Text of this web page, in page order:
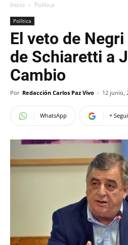
Inicio Política
Política
El veto de
de Schiaretti a
Cambio
Por Redacción Carlos Paz Vivo - 12 junio,
WhatsApp +